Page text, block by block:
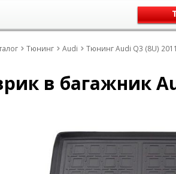
Тюнинг Audi Тюнинг Audi Q3 (8U)
в багажник